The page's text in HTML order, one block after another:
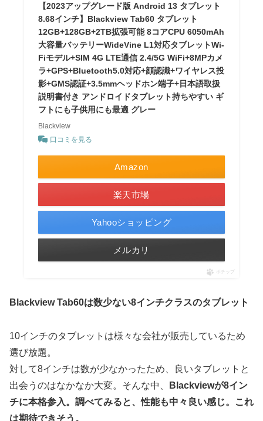
【2023アップグレード版 Android 13 タブレット
8.68インチ】Blackview Tab60 タブレット
12GB+128GB+2TB拡張可能 8コアCPU 6050mAh
大容量バッテリーWideVine L1対応タブレットWi-
Fiモデル+SIM 4G LTE通信 2.4/5G WiFi+8MPカメ
ラ+GPS+Bluetooth5.0対応+顔認識+ワイヤレス投
影+GMS認証+3.5mmヘッドホン端子+日本語取扱
説明書付き アンドロイドタブレット持ちやすい ギ
フトにも子供用にも最適 グレー
Blackview
口コミを見る
Amazon
楽天市場
Yahooショッピング
メルカリ
ポチップ
Blackview Tab60は数少ない8インチクラスのタブレット
10インチのタブレットは様々な会社が販売しているため
選び放題。
対して8インチは数が少なかったため、良いタブレットと
出会うのはなかなか大変。そんな中、
Blackviewが8イン
チに本格参入。調べてみると、性能も中々良い感じ。これ
は期待できそう。